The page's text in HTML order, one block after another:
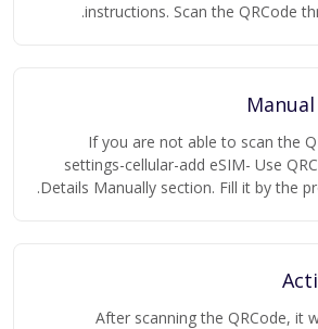
instructions. Scan the QRCode
If you are not able to scan the
settings-cellular-add eSIM- Use
Details Manually section. Fill it by the
After scanning the QRCode, it